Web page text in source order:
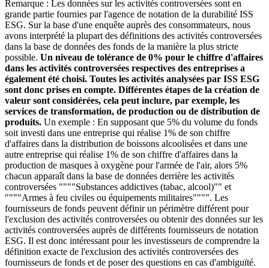
Remarque : Les données sur les activités controversées sont en
grande partie fournies par l'agence de notation de la durabilité ISS
ESG. Sur la base d'une enquête auprès des consommateurs, nous
avons interprété la plupart des définitions des activités controversées
dans la base de données des fonds de la manière la plus stricte
possible. Un niveau de tolérance de 0% pour le chiffre d'affaires
dans les activités controversées respectives des entreprises a
également été choisi. Toutes les activités analysées par ISS ESG
sont donc prises en compte. Différentes étapes de la création de
valeur sont considérées, cela peut inclure, par exemple, les
services de transformation, de production ou de distribution de
produits. Un exemple : En supposant que 5% du volume du fonds
soit investi dans une entreprise qui réalise 1% de son chiffre
d'affaires dans la distribution de boissons alcoolisées et dans une
autre entreprise qui réalise 1% de son chiffre d'affaires dans la
production de masques à oxygène pour l'armée de l'air, alors 5%
chacun apparaît dans la base de données derrière les activités
controversées """"Substances addictives (tabac, alcool)"" et
""""Armes à feu civiles ou équipements militaires"""". Les
fournisseurs de fonds peuvent définir un périmètre différent pour
l'exclusion des activités controversées ou obtenir des données sur les
activités controversées auprès de différents fournisseurs de notation
ESG. Il est donc intéressant pour les investisseurs de comprendre la
définition exacte de l'exclusion des activités controversées des
fournisseurs de fonds et de poser des questions en cas d'ambiguïté.